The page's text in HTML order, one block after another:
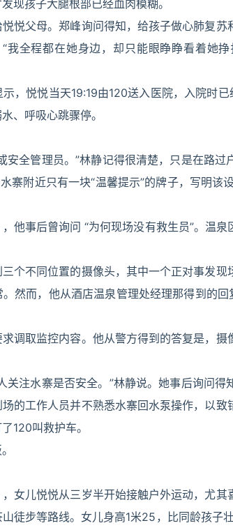
现孩子大腿根部已经血肉模糊。
悦父母。郑峰询问得知，给孩子做心肺复
我全程都在她身边，却只能眼睁睁看着她
，悦悦当天19:19由120送入医院，入院时
、呼吸心跳骤停。
安全管理员。”林静记得很清楚，只是在路
寨附近只有一块“温馨提示”的牌子，写明
他事后曾询问 “为何现场没有救生员”。温泉
个不同位置的摄像头，其中一个正对事发
然而，他从酒店温泉管理处经理那得到的
调取监控内容。他从警方得到的答复是，
关注水寨是否安全。”林静说。她事后询问
的工作人员并不熟悉水寨回水泵操作，以
120叫救护车。
女儿悦悦从三岁半开始接触户外运动，尤
徒步等路线。女儿身高1米25，比同龄孩子